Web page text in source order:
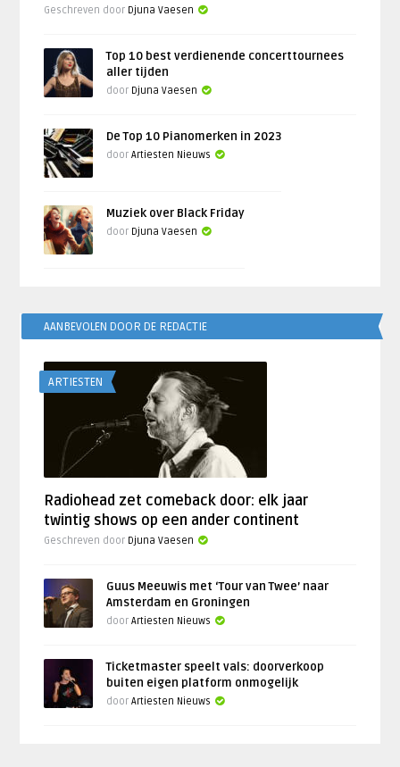
Geschreven door Djuna Vaesen
Top 10 best verdienende concerttournees
aller tijden
door Djuna Vaesen
De Top 10 Pianomerken in 2023
doorArtiesten Nieuws
Muziek over Black Friday
door Djuna Vaesen
AANBEVOLEN DOOR DE REDACTIE
ARTIESTEN
Radiohead zet comeback door: elk jaar
twintig shows op een ander continent
Geschreven door Djuna Vaesen
Guus Meeuwis met ‘Tour van Twee’ naar
Amsterdam en Groningen
doorArtiesten Nieuws
Ticketmaster speelt vals: doorverkoop
buiten eigen platform onmogelijk
doorArtiesten Nieuws